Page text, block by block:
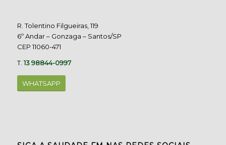
R. Tolentino Filgueiras, 119
6º Andar – Gonzaga – Santos/SP
CEP 11060-471
T.13 98844-0997
WHATSAPP